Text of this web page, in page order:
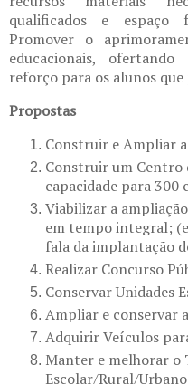
qualificados e espaço
Promover o
educacionais,
reforço para os alunos
Propostas
Construir e Ampliar
Construir um Centro
capacidade para 300
Viabilizar a
em tempo integral;
fala da implantação
Realizar Concurso
Conservar Unidades
Ampliar e conservar
Adquirir Veículos
Manter e melhorar o
Escolar/Rural/